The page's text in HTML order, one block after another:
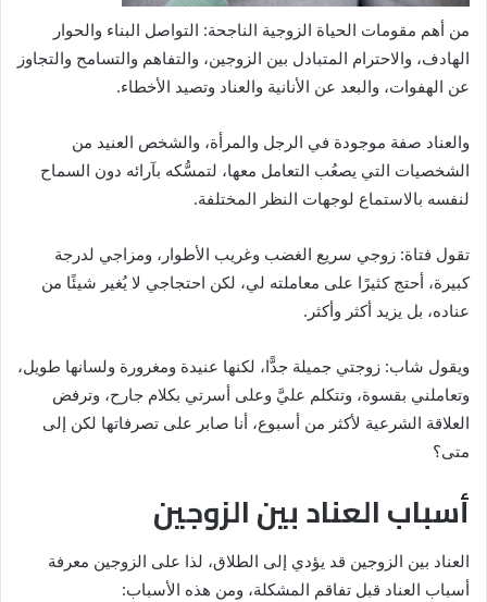
من أهم مقومات الحياة الزوجية الناجحة: التواصل البناء والحوار
الهادف، والاحترام المتبادل بين الزوجين، والتفاهم والتسامح والتجاوز
عن الهفوات، والبعد عن الأنانية والعناد وتصيد الأخطاء.
والعناد صفة موجودة في الرجل والمرأة، والشخص العنيد من
الشخصيات التي يصعُب التعامل معها، لتمسُّكه بآرائه دون السماح
لنفسه بالاستماع لوجهات النظر المختلفة.
تقول فتاة: زوجي سريع الغضب وغريب الأطوار، ومزاجي لدرجة
كبيرة، أحتج كثيرًا على معاملته لي، لكن احتجاجي لا يُغير شيئًا من
عناده، بل يزيد أكثر وأكثر.
ويقول شاب: زوجتي جميلة جدًّا، لكنها عنيدة ومغرورة ولسانها طويل،
وتعاملني بقسوة، وتتكلم عليَّ وعلى أسرتي بكلام جارح، وترفض
العلاقة الشرعية لأكثر من أسبوع، أنا صابر على تصرفاتها لكن إلى
متى؟
أسباب العناد بين الزوجين
العناد بين الزوجين قد يؤدي إلى الطلاق، لذا على الزوجين معرفة
أسباب العناد قبل تفاقم المشكلة، ومن هذه الأسباب: